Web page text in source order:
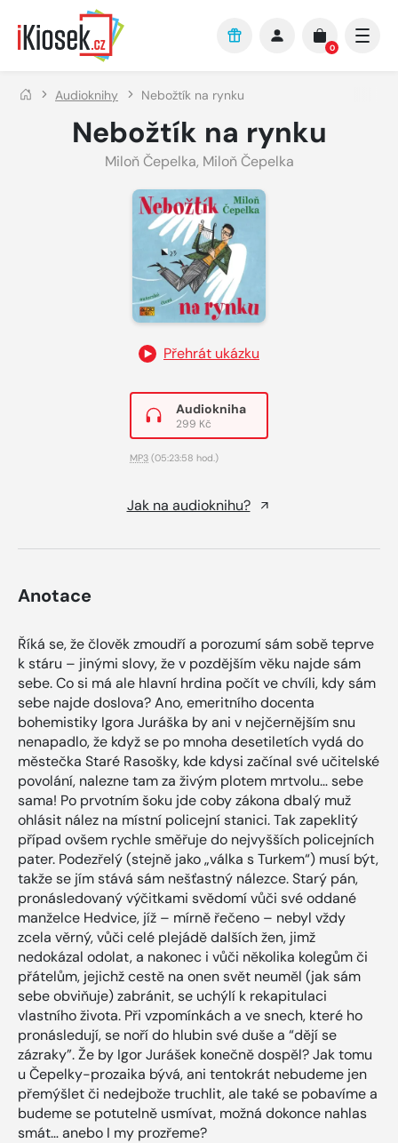
Přejít na hlavní obsah
0
Audioknihy Nebožtík na rynku
Nebožtík na rynku
Miloň Čepelka, Miloň Čepelka
Přehrát ukázku
Audiokniha
299 Kč
MP3 (05:23:58 hod.)
Jak na audioknihu?
Anotace
Říká se, že člověk zmoudří a porozumí sám sobě teprve
k stáru – jinými slovy, že v pozdějším věku najde sám
sebe. Co si má ale hlavní hrdina počít ve chvíli, kdy sám
sebe najde doslova? Ano, emeritního docenta
bohemistiky Igora Juráška by ani v nejčernějším snu
nenapadlo, že když se po mnoha desetiletích vydá do
městečka Staré Rasošky, kde kdysi začínal své učitelské
povolání, nalezne tam za živým plotem mrtvolu… sebe
sama! Po prvotním šoku jde coby zákona dbalý muž
ohlásit nález na místní policejní stanici. Tak zapeklitý
případ ovšem rychle směřuje do nejvyšších policejních
pater. Podezřelý (stejně jako „válka s Turkem“) musí být,
takže se jím stává sám nešťastný nálezce. Starý pán,
pronásledovaný výčitkami svědomí vůči své oddané
manželce Hedvice, jíž – mírně řečeno – nebyl vždy
zcela věrný, vůči celé plejádě dalších žen, jimž
nedokázal odolat, a nakonec i vůči několika kolegům či
přátelům, jejichž cestě na onen svět neuměl (jak sám
sebe obviňuje) zabránit, se uchýlí k rekapitulaci
vlastního života. Při vzpomínkách a ve snech, které ho
pronásledují, se noří do hlubin své duše a “dějí se
zázraky”. Že by Igor Jurášek konečně dospěl? Jak tomu
u Čepelky-prozaika bývá, ani tentokrát nebudeme jen
přemýšlet či nedejbože truchlit, ale také se pobavíme a
budeme se potutelně usmívat, možná dokonce nahlas
smát… anebo I my prozřeme?